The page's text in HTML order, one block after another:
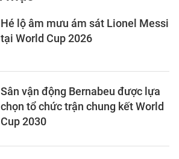
Hé lộ âm mưu ám sát Lionel Messi
tại World Cup 2026
Sân vận động Bernabeu được lựa
chọn tổ chức trận chung kết World
Cup 2030